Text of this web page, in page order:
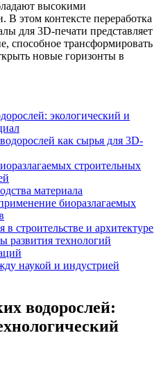
высокими
В этом контексте переработка
для 3D-печати представляет
способное трансформировать
новые горизонты в
экологический и
как сырья для 3D-
строительных
материала
биоразлагаемых
строительстве и архитектуре
развития технологий
наукой и индустрией
водорослей: